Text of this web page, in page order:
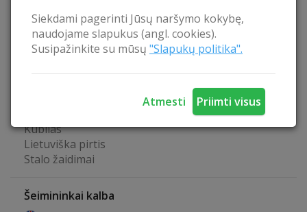
Siekdami pagerinti Jūsų naršymo kokybę,
naudojame slapukus (angl. cookies).
Susipažinkite su mūsų "Slapukų politika".
Atmesti Priimti visus
Pavėsinė
Belaidis internetas
Pusryčių paslauga
Kubilas
Lietuviška pirtis
Stalo žaidimai
Šeimininkai kalba